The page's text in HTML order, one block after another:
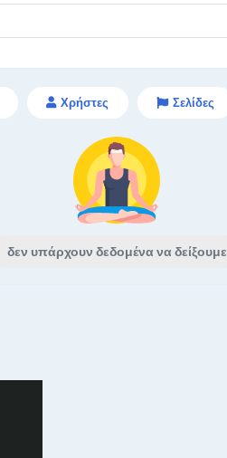
Χρήστες Σελίδες
δεν υπάρχουν δεδομένα να δείξουμε